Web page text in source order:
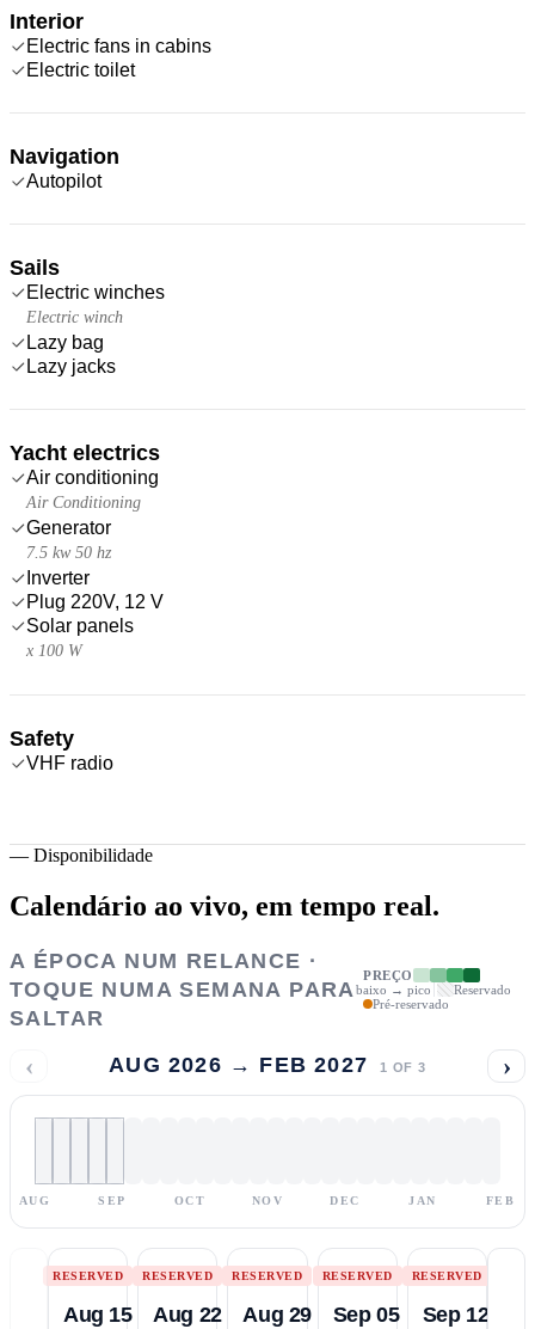
Interior
Electric fans in cabins
Electric toilet
Navigation
Autopilot
Sails
Electric winches
Electric winch
Lazy bag
Lazy jacks
Yacht electrics
Air conditioning
Air Conditioning
Generator
7.5 kw 50 hz
Inverter
Plug 220V, 12 V
Solar panels
x 100 W
Safety
VHF radio
— Disponibilidade
Calendário ao vivo, em tempo real.
A ÉPOCA NUM RELANCE ·
TOQUE NUMA SEMANA PARA
SALTAR
PREÇO
baixo → pico
Reservado
Pré-reservado
‹ AUG 2026 → FEB 2027 1 OF 3 ›
AUG SEP OCT NOV DEC JAN FEB
RESERVED
Aug 15
RESERVED
Aug 22
RESERVED
Aug 29
RESERVED
Sep 05
RESERVED
Sep 12